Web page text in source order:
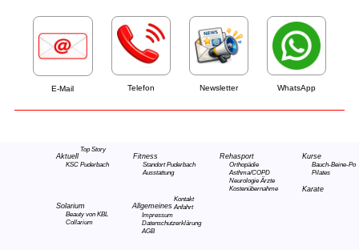
E-Mail Telefon Newsletter WhatsApp
Aktuell
Top Story
KSC Puderbach
Fitness
Standort Puderbach
Ausstattung
Rehasport
Orthopädie
Asthma/COPD
Neurologie Ärzte
Kostenübernahme
Kurse
Bauch-Beine-Po
Pilates
Karate
Solarium
Beauty von KBL
Collarium
Allgemeines
Kontakt
Anfahrt
Impressum
Datenschutzerklärung
AGB